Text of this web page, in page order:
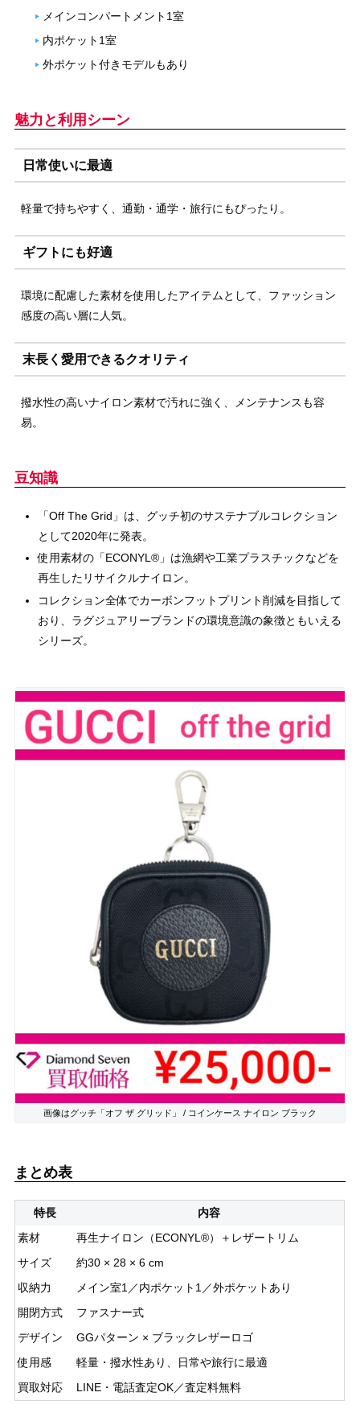
メインコンパートメント1室
内ポケット1室
外ポケット付きモデルもあり
魅力と利用シーン
日常使いに最適
軽量で持ちやすく、通勤・通学・旅行にもぴったり。
ギフトにも好適
環境に配慮した素材を使用したアイテムとして、ファッション
感度の高い層に人気。
末長く愛用できるクオリティ
撥水性の高いナイロン素材で汚れに強く、メンテナンスも容
易。
豆知識
「Off The Grid」は、グッチ初のサステナブルコレクション
として2020年に発表。
使用素材の「ECONYL®」は漁網や工業プラスチックなどを
再生したリサイクルナイロン。
コレクション全体でカーボンフットプリント削減を目指して
おり、ラグジュアリーブランドの環境意識の象徴ともいえる
シリーズ。
画像はグッチ「オフ ザ グリッド」 / コインケース ナイロン ブラック
まとめ表
特長
内容
素材
再生ナイロン（ECONYL®）＋レザートリム
サイズ
約30 × 28 × 6 cm
収納力
メイン室1／内ポケット1／外ポケットあり
開閉方式
ファスナー式
デザイン
GGパターン × ブラックレザーロゴ
使用感
軽量・撥水性あり、日常や旅行に最適
買取対応
LINE・電話査定OK／査定料無料